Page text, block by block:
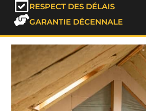
RESPECT DES DÉLAIS
GARANTIE DÉCENNALE